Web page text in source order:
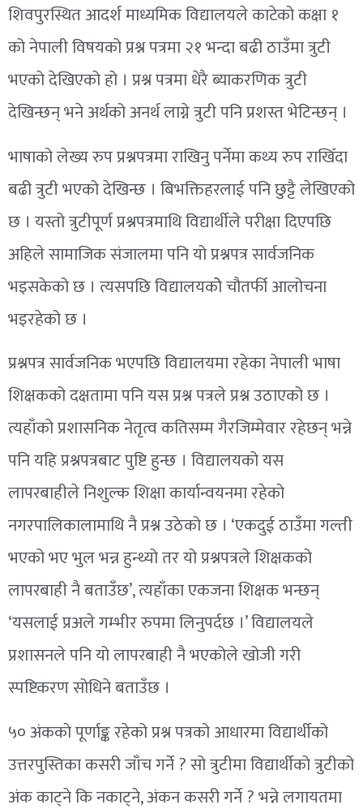
शिवपुरस्थित आदर्श माध्यमिक विद्यालयले काटेको कक्षा १
को नेपाली विषयको प्रश्न पत्रमा २१ भन्दा बढी ठाउँमा त्रुटी
भएको देखिएको हो । प्रश्न पत्रमा धेरै ब्याकरणिक त्रुटी
देखिन्छन् भने अर्थको अनर्थ लाग्ने त्रुटी पनि प्रशस्त भेटिन्छन् ।
भाषाको लेख्य रुप प्रश्नपत्रमा राखिनु पर्नेमा कथ्य रुप राखिँदा
बढी त्रुटी भएको देखिन्छ । बिभक्तिहरलाई पनि छुट्टै लेखिएको
छ । यस्तो त्रुटीपूर्ण प्रश्नपत्रमाथि विद्यार्थीले परीक्षा दिएपछि
अहिले सामाजिक संजालमा पनि यो प्रश्नपत्र सार्वजनिक
भइसकेको छ । त्यसपछि विद्यालयकोे चौतर्फी आलोचना
भइरहेको छ ।
प्रश्नपत्र सार्वजनिक भएपछि विद्यालयमा रहेका नेपाली भाषा
शिक्षकको दक्षतामा पनि यस प्रश्न पत्रले प्रश्न उठाएको छ ।
त्यहाँको प्रशासनिक नेतृत्व कतिसम्म गैरजिम्मेवार रहेछन् भन्ने
पनि यहि प्रश्नपत्रबाट पुष्टि हुन्छ । विद्यालयको यस
लापरबाहीले निशुल्क शिक्षा कार्यान्वयनमा रहेको
नगरपालिकालामाथि नै प्रश्न उठेको छ । ‘एकदुई ठाउँमा गल्ती
भएको भए भुल भन्न हुन्थ्यो तर यो प्रश्नपत्रले शिक्षकको
लापरबाही नै बताउँछ’, त्यहाँका एकजना शिक्षक भन्छन्
‘यसलाई प्रअले गम्भीर रुपमा लिनुपर्दछ ।’ विद्यालयले
प्रशासनले पनि यो लापरबाही नै भएकोले खोजी गरी
स्पष्टिकरण सोधिने बताउँछ ।
५० अंकको पूर्णाङ्क रहेको प्रश्न पत्रको आधारमा विद्यार्थीको
उत्तरपुस्तिका कसरी जाँच गर्ने ? सो त्रुटीमा विद्यार्थीको त्रुटीको
अंक काट्ने कि नकाट्ने, अंकन कसरी गर्ने ? भन्ने लगायतमा